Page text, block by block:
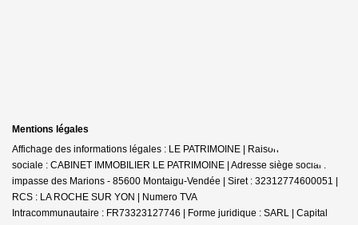
Mentions légales
Affichage des informations légales : LE PATRIMOINE | Raison
sociale : CABINET IMMOBILIER LE PATRIMOINE | Adresse siège social : 30
impasse des Marions - 85600 Montaigu-Vendée | Siret : 32312774600051 |
RCS : LA ROCHE SUR YON | Numero TVA
Intracommunautaire : FR73323127746 | Forme juridique : SARL | Capital